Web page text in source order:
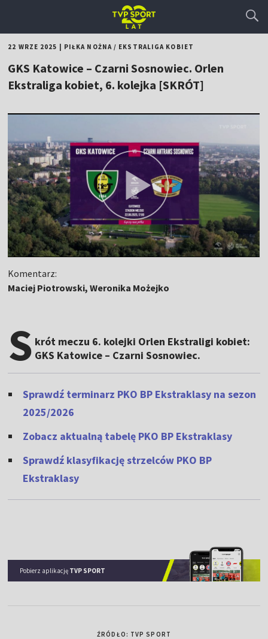
22 WRZE 2025 PIŁKA NOŻNA/ EKSTRALIGA KOBIET
GKS Katowice – Czarni Sosnowiec. Orlen
Ekstraliga kobiet, 6. kolejka [SKRÓT]
Komentarz:
Maciej Piotrowski, Weronika Możejko
S krót meczu 6. kolejki Orlen Ekstraligi kobiet:
GKS Katowice – Czarni Sosnowiec.
Sprawdź terminarz PKO BP Ekstraklasy na sezon
2025/2026
Zobacz aktualną tabelę PKO BP Ekstraklasy
Sprawdź klasyfikację strzelców PKO BP
Ekstraklasy
Pobierz aplikację TVP SPORT
ŹRÓDŁO: TVP SPORT